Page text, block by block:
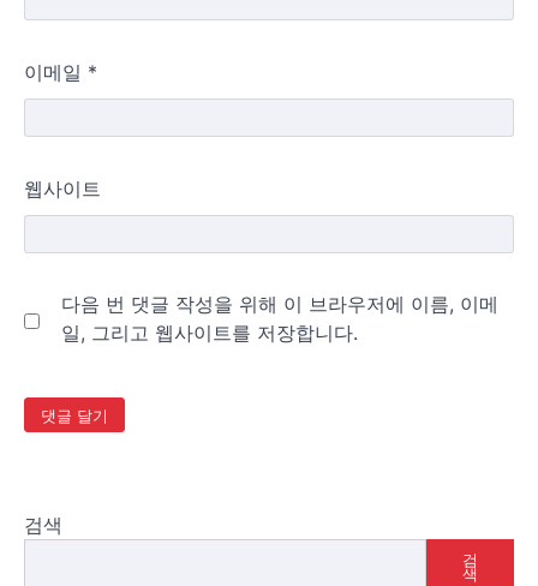
이메일 *
웹사이트
다음 번 댓글 작성을 위해 이 브라우저에 이름, 이메
일, 그리고 웹사이트를 저장합니다.
검색
검
색